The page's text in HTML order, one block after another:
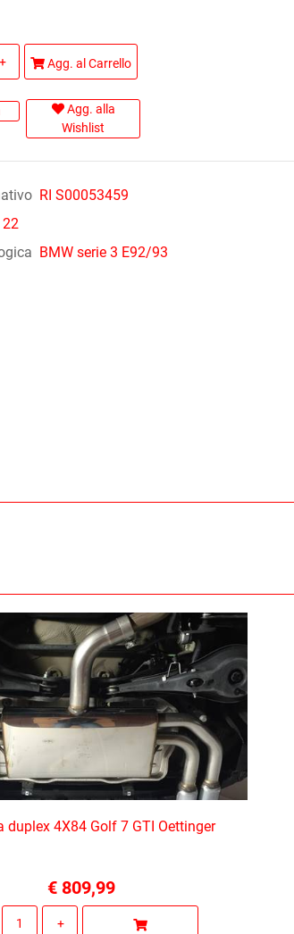
Agg. al Carrello
Agg. alla
Wishlist
RI S00053459
22
BMW serie 3 E92/93
duplex 4X84 Golf 7 GTI Oettinger
€ 809,99